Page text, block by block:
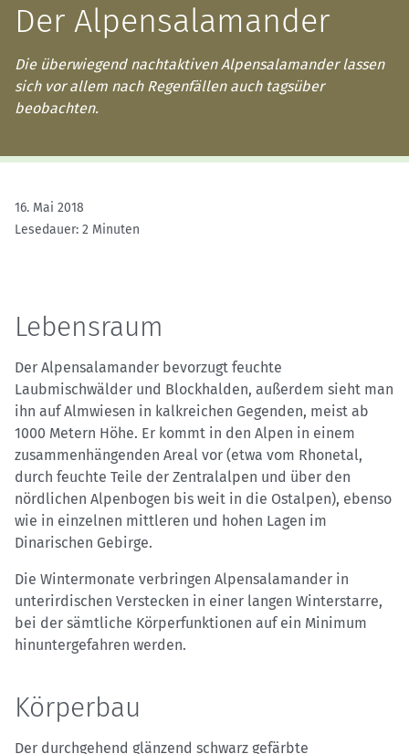
Der Alpensalamander
Die überwiegend nachtaktiven Alpensalamander lassen
sich vor allem nach Regenfällen auch tagsüber
beobachten.
16. Mai 2018
Lesedauer: 2 Minuten
Lebensraum
Der Alpensalamander bevorzugt feuchte
Laubmischwälder und Blockhalden, außerdem sieht man
ihn auf Almwiesen in kalkreichen Gegenden, meist ab
1000 Metern Höhe. Er kommt in den Alpen in einem
zusammenhängenden Areal vor (etwa vom Rhonetal,
durch feuchte Teile der Zentralalpen und über den
nördlichen Alpenbogen bis weit in die Ostalpen), ebenso
wie in einzelnen mittleren und hohen Lagen im
Dinarischen Gebirge.
Die Wintermonate verbringen Alpensalamander in
unterirdischen Verstecken in einer langen Winterstarre,
bei der sämtliche Körperfunktionen auf ein Minimum
hinuntergefahren werden.
Körperbau
Der durchgehend glänzend schwarz gefärbte